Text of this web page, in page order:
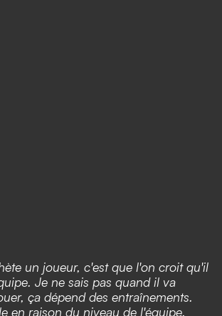
un joueur, c'est que l'on croit qu'il
Je ne sais pas quand il va
ça dépend des entraînements.
en raison du niveau de l'équipe.